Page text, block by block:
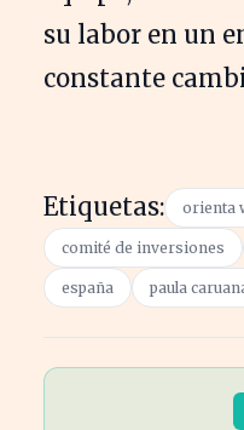
su labor en un
constante
Etiquetas: orienta
comité de inversiones
españa paula